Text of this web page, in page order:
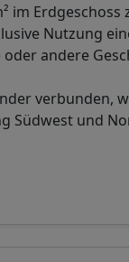
im
Nutzung
andere
verbunden,
Südwest und